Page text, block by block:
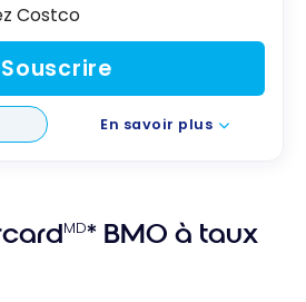
Costco
Souscrire
En savoir plus
MD* BMO à taux